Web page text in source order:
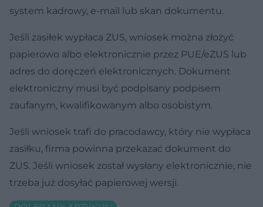
system kadrowy, e-mail lub skan dokumentu.
Jeśli zasiłek wypłaca ZUS, wniosek można złożyć
papierowo albo elektronicznie przez PUE/eZUS lub
adres do doręczeń elektronicznych. Dokument
elektroniczny musi być podpisany podpisem
zaufanym, kwalifikowanym albo osobistym.
Jeśli wniosek trafi do pracodawcy, który nie wypłaca
zasiłku, firma powinna przekazać dokument do
ZUS. Jeśli wniosek został wysłany elektronicznie, nie
trzeba już dosyłać papierowej wersji.